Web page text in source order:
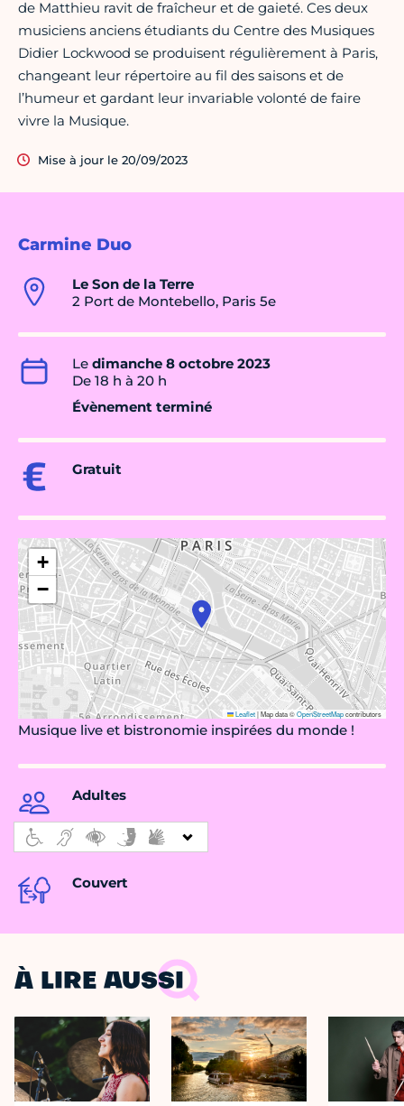
Carmine Duo
Le Son de la Terre
2 Port de Montebello, Paris 5e
Le dimanche 8 octobre 2023
De 18 h à 20 h
Évènement terminé
Gratuit
+
−
Leaflet|Map data ©OpenStreetMapcontributors
Musique live et bistronomie inspirées du monde !
Adultes
Couvert
de Matthieu ravit de fraîcheur et de gaieté. Ces deux
musiciens anciens étudiants du Centre des Musiques
Didier Lockwood se produisent régulièrement à Paris,
changeant leur répertoire au fil des saisons et de
l’humeur et gardant leur invariable volonté de faire
vivre la Musique.
Mise à jour le 20/09/2023
À LIRE AUSSI